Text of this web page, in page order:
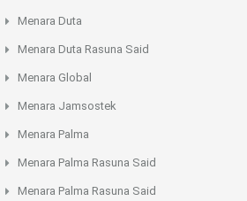
Menara Duta
Menara Duta Rasuna Said
Menara Global
Menara Jamsostek
Menara Palma
Menara Palma Rasuna Said
Menara Palma Rasuna Said